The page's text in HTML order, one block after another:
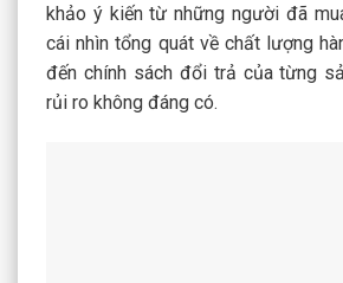
khảo ý kiến từ những người đã
cái nhìn tổng quát về chất lượng
đến chính sách đổi trả của từng
rủi ro không đáng có.